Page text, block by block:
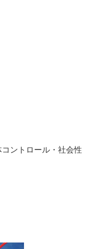
ントロール・社会性